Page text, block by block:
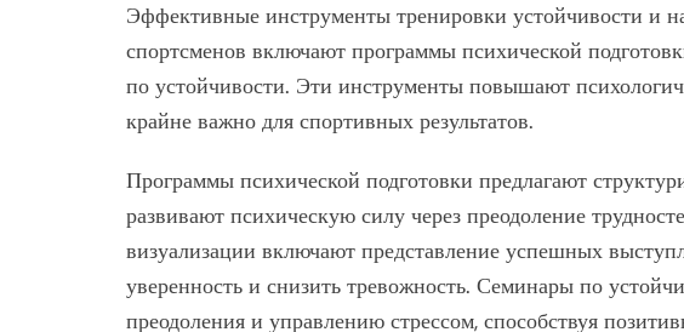
Эффективные инструменты тренировки устойчивости и
спортсменов включают программы психической
по устойчивости. Эти инструменты повышают
крайне важно для спортивных результатов.
Программы психической подготовки предлагают
развивают психическую силу через преодоление
визуализации включают представление успешных
уверенность и снизить тревожность. Семинары по
преодоления и управлению стрессом, способствуя